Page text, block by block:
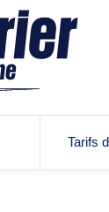
Tarifs